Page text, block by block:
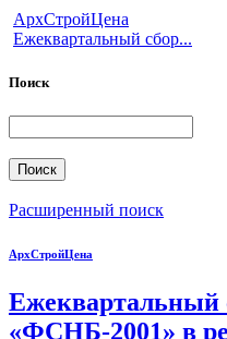
АрхСтройЦена
Ежеквартальный сбор...
Поиск
Расширенный поиск
АрхСтройЦена
«ФСНБ-2001» в